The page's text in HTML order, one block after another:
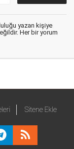
yazan kişiye
Her bir yorum
Sitene Ekle